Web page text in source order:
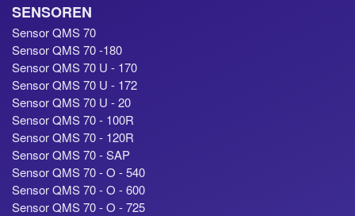
SENSOREN
Sensor QMS 70
Sensor QMS 70 -180
Sensor QMS 70 U - 170
Sensor QMS 70 U - 172
Sensor QMS 70 U - 20
Sensor QMS 70 - 100R
Sensor QMS 70 - 120R
Sensor QMS 70 - SAP
Sensor QMS 70 - O - 540
Sensor QMS 70 - O - 600
Sensor QMS 70 - O - 725